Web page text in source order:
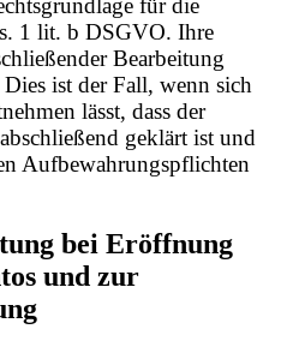
für die
1 lit. b DSGVO. Ihre
Bearbeitung
ist der Fall, wenn sich
lässt, dass der
geklärt ist und
Aufbewahrungspflichten
bei Eröffnung
und zur